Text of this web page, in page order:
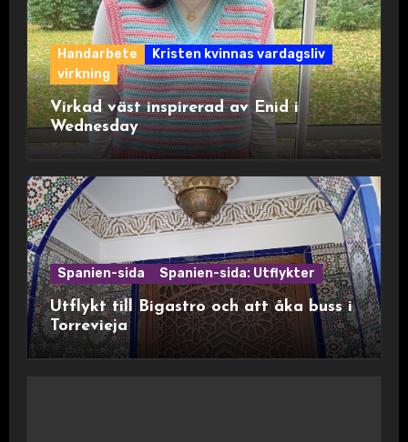
Handarbete
Kristen kvinnas vardagsliv
virkning
Virkad väst inspirerad av Enid i
Wednesday
Spanien-sida Spanien-sida: Utflykter
Utflykt till Bigastro och att åka buss i
Torrevieja